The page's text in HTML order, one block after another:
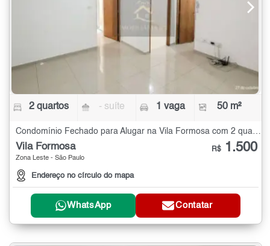
2 quartos - suíte 1 vaga 50 m²
Vila Formosa
Zona Leste - São Paulo
Endereço no círculo do mapa
R$ 1.500
WhatsApp Contatar